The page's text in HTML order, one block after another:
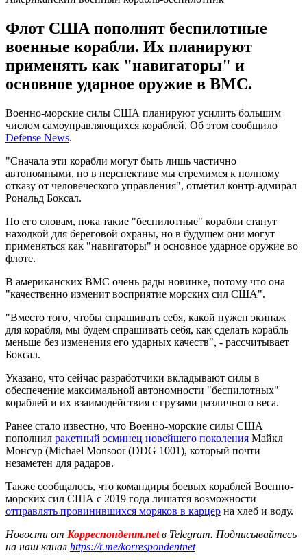
Флот США пополнят беспилотные
военные корабли. Их планируют
применять как "навигаторы" и
основное ударное оружие в ВМС.
Военно-морские силы США планируют усилить большим
числом самоуправляющихся кораблей. Об этом сообщило
Defense News.
"Сначала эти корабли могут быть лишь частично
автономными, но в перспективе мы стремимся к полному
отказу от человеческого управления", отметил контр-адмирал
Рональд Боксал.
По его словам, пока такие "беспилотные" корабли станут
находкой для береговой охраны, но в будущем они могут
применяться как "навигаторы" и основное ударное оружие во
флоте.
В американских ВМС очень рады новинке, потому что она
"качественно изменит восприятие морских сил США".
"Вместо того, чтобы спрашивать себя, какой нужен экипаж
для корабля, мы будем спрашивать себя, как сделать корабль
меньше без изменения его ударных качеств", - рассчитывает
Боксал.
Указано, что сейчас разработчики вкладывают силы в
обеспечение максимальной автономности "беспилотных"
кораблей и их взаимодействия с грузами различного веса.
Ранее стало известно, что Военно-морские силы США
пополнил ракетный эсминец новейшего поколения Майкл
Монсур (Michael Monsoor (DDG 1001), который почти
незаметен для радаров.
Также сообщалось, что командиры боевых кораблей Военно-
морских сил США с 2019 года лишатся возможности
отправлять провинившихся моряков в карцер на хлеб и воду.
Новости от Корреспондент.netв Telegram. Подписывайтесь
на наш канал https://t.me/korrespondentnet